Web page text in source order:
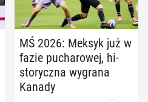
MŚ 2026: Meksyk już w
fazie pu­cha­ro­wej, hi­
sto­rycz­na wygrana
Kanady